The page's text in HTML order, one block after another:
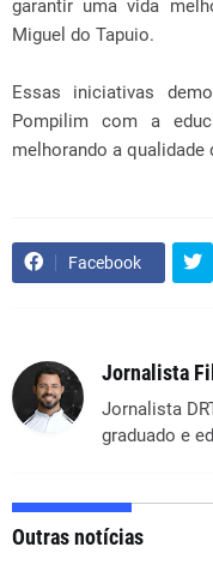
garantir uma vida
Miguel do Tapuio.
Essas iniciativas
Pompilim com a
melhorando a qualidade
Facebook
Jornalista
Jornalista
graduado e
Outras notícias